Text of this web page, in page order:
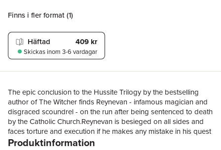
Finns i fler format (1)
Häftad 409 kr
Skickas inom 3-6 vardagar
The epic conclusion to the Hussite Trilogy by the bestselling
author of The Witcher finds Reynevan - infamous magician and
disgraced scoundrel - on the run after being sentenced to death
by the Catholic Church.Reynevan is besieged on all sides and
faces torture and execution if he makes any mistake in his quest
to find his beloved, Jutta of Apolda. Aided by his companions -
Produktinformation